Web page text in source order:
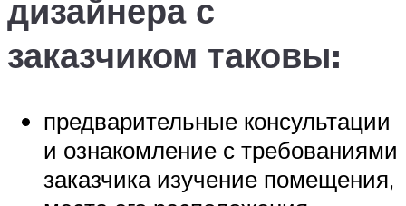
дизайнера с
заказчиком таковы:
предварительные консультации
и ознакомление с требованиями
заказчика изучение помещения,